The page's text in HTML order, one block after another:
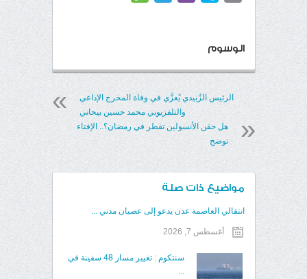
الوسوم
الرئيس الزُبيدي يُعزَّي في وفاة المخرج الإذاعي
والتلفزيوني محمد حسين بيحاني
هل حقن الأنسولين تفطر في رمضان؟.. الإفتاء
توضح
مواضيع ذات صلة
انتقالي العاصمة عدن يدعو إلى عصيان مدني ...
أغسطس 7, 2026
سنتكوم : تغيير مسار 48 سفينة في
...